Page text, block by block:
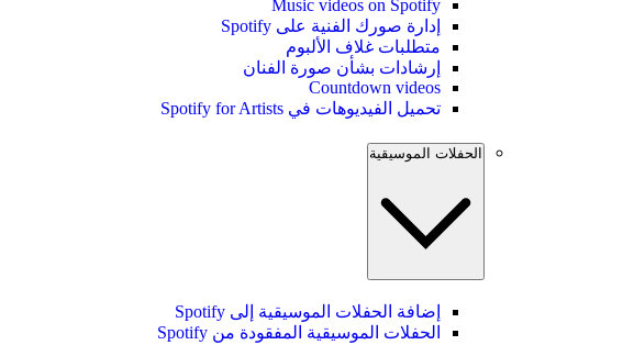
Music videos on Spotify
إدارة صورك الفنية على Spotify
متطلبات غلاف الألبوم
إرشادات بشأن صورة الفنان
Countdown videos
تحميل الفيديوهات في Spotify for Artists
الحفلات الموسيقية
إضافة الحفلات الموسيقية إلى Spotify
الحفلات الموسيقية المفقودة من Spotify